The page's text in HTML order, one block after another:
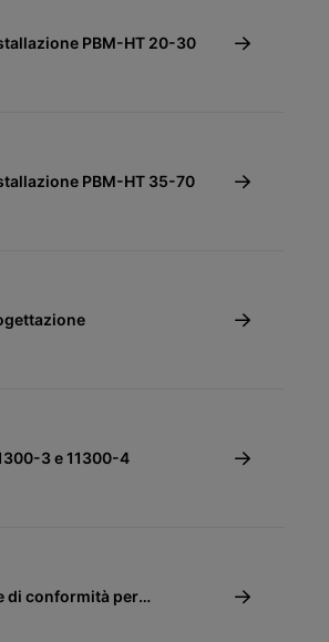
PBM-HT 20-30
PBM-HT 35-70
3 e 11300-4
di conformità per